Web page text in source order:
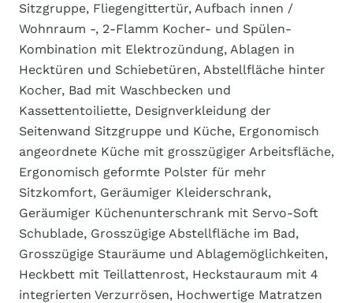
Sitzgruppe, Fliegengittertür, Aufbach innen /
Wohnraum -, 2-Flamm Kocher- und Spülen-
Kombination mit Elektrozündung, Ablagen in
Hecktüren und Schiebetüren, Abstellfläche hinter
Kocher, Bad mit Waschbecken und
Kassettentoiliette, Designverkleidung der
Seitenwand Sitzgruppe und Küche, Ergonomisch
angeordnete Küche mit grosszügiger Arbeitsfläche,
Ergonomisch geformte Polster für mehr
Sitzkomfort, Geräumiger Kleiderschrank,
Geräumiger Küchenunterschrank mit Servo-Soft
Schublade, Grosszügige Abstellfläche im Bad,
Grosszügige Stauräume und Ablagemöglichkeiten,
Heckbett mit Teillattenrost, Heckstauraum mit 4
integrierten Verzurrösen, Hochwertige Matratzen